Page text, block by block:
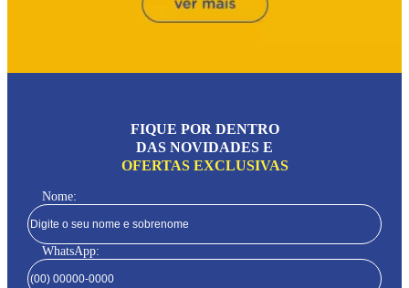
FIQUE POR DENTRO
DAS NOVIDADES E
OFERTAS EXCLUSIVAS
Nome:
WhatsApp: